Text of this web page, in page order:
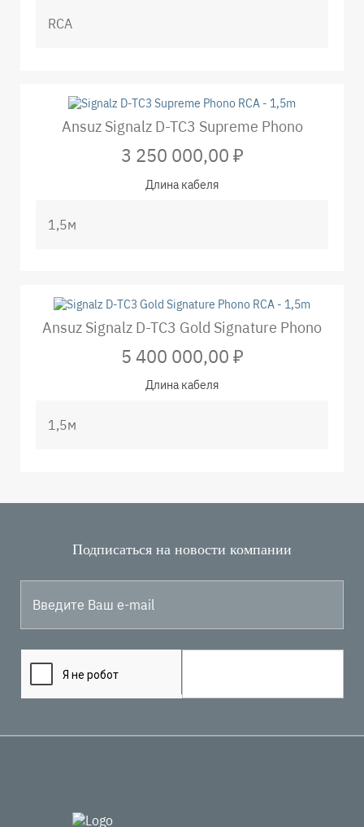
Ansuz Signalz D-TC3 Supreme Phono
3 250 000,00 ₽
Длина кабеля
Ansuz Signalz D-TC3 Gold Signature Phono
5 400 000,00 ₽
Длина кабеля
Подписаться на новости компании